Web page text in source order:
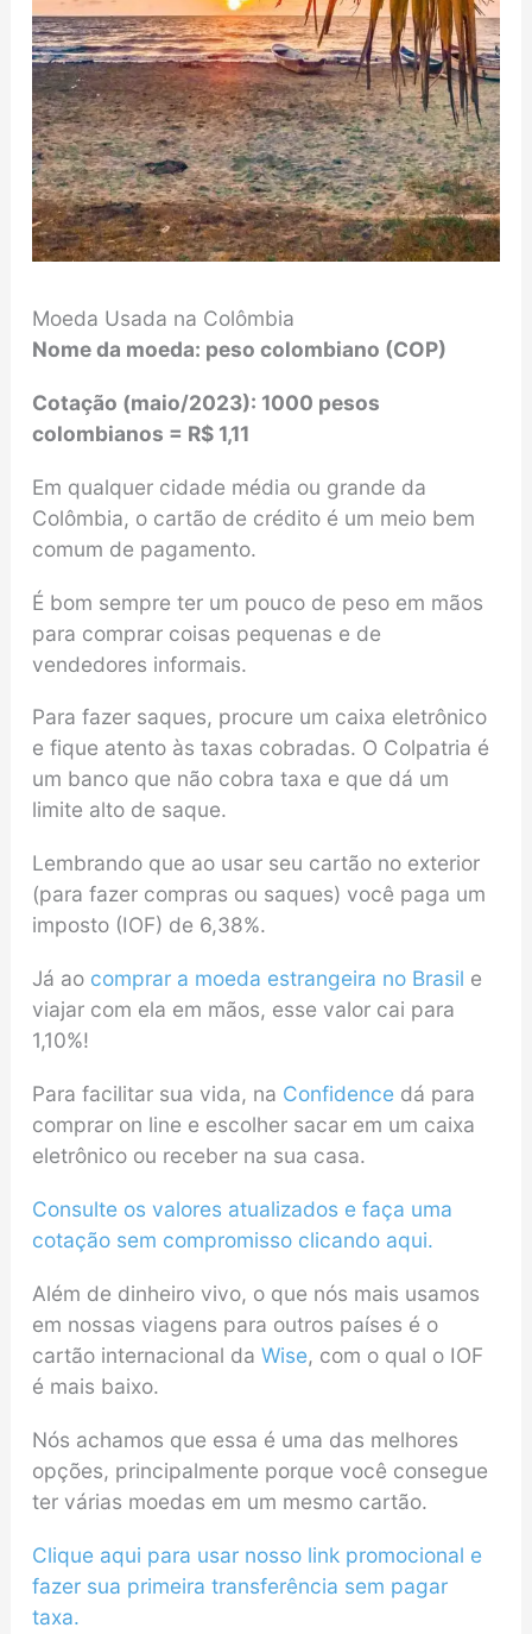
Moeda Usada na Colômbia
Nome da moeda: peso colombiano (COP)
Cotação (maio/2023): 1000 pesos
colombianos = R$ 1,11
Em qualquer cidade média ou grande da
Colômbia, o cartão de crédito é um meio bem
comum de pagamento.
É bom sempre ter um pouco de peso em mãos
para comprar coisas pequenas e de
vendedores informais.
Para fazer saques, procure um caixa eletrônico
e fique atento às taxas cobradas. O Colpatria é
um banco que não cobra taxa e que dá um
limite alto de saque.
Lembrando que ao usar seu cartão no exterior
(para fazer compras ou saques) você paga um
imposto (IOF) de 6,38%.
Já ao comprar a moeda estrangeira no Brasil e
viajar com ela em mãos, esse valor cai para
1,10%!
Para facilitar sua vida, na Confidence dá para
comprar on line e escolher sacar em um caixa
eletrônico ou receber na sua casa.
Consulte os valores atualizados e faça uma
cotação sem compromisso clicando aqui.
Além de dinheiro vivo, o que nós mais usamos
em nossas viagens para outros países é o
cartão internacional da Wise, com o qual o IOF
é mais baixo.
Nós achamos que essa é uma das melhores
opções, principalmente porque você consegue
ter várias moedas em um mesmo cartão.
Clique aqui para usar nosso link promocional e
fazer sua primeira transferência sem pagar
taxa.